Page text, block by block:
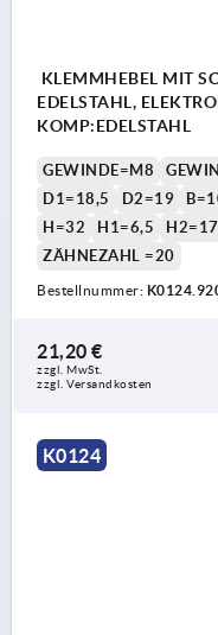
KLEMMHEBEL MIT
EDELSTAHL,
KOMP:EDELSTAHL
GEWINDE=M8
D1=18,5
D2=19
H=32
H1=6,5
ZÄHNEZAHL =20
Bestellnummer:
21,20 €
zzgl. MwSt.
zzgl. Versandkosten
K0124